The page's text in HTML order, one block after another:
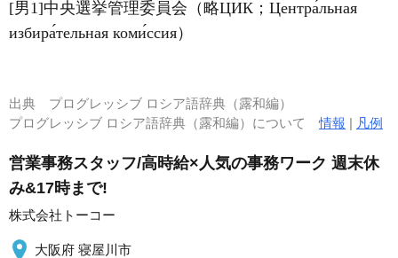
[男1]中央選挙管理委員会（略ЦИК；Центра́льная
избира́тельная коми́ссия）
出典 プログレッシブ ロシア語辞典（露和編）
プログレッシブ ロシア語辞典（露和編）について情報 | 凡例
営業事務スタッフ/高時給×人気の事務ワーク 週末休
み&17時まで!
株式会社トーコー
大阪府 寝屋川市